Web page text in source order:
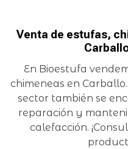
Venta de estufas,
En Bioestufa
chimeneas en
sector también se
reparación y
calefacción.